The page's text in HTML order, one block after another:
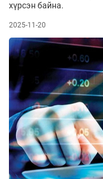
хүрсэн байна.
2025-11-20